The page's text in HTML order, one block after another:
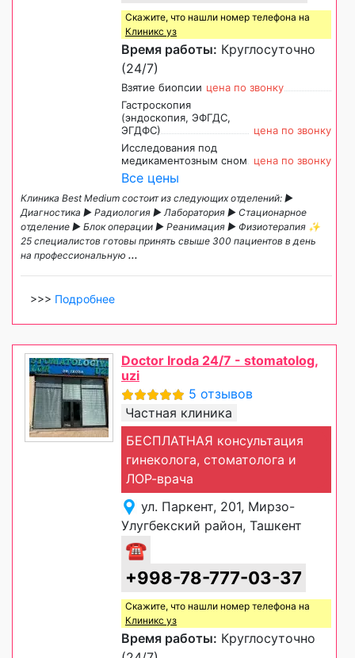
Скажите, что нашли номер телефона на
Клиникс уз
Время работы: Круглосуточно
(24/7)
Взятие биопсии цена по звонку
Гастроскопия
(эндоскопия, ЭФГДС,
ЭГДФС)
цена по звонку
Исследования под
медикаментозным сном
цена по звонку
Все цены
Клиника Best Medium состоит из следующих отделений: ►
Диагностика ► Радиология ► Лаборатория ► Стационарное
отделение ► Блок операции ► Реанимация ► Физиотерапия ✨
25 специалистов готовы принять свыше 300 пациентов в день
на профессиональную ...
>>> Подробнее
Doctor Iroda 24/7 - stomatolog,
uzi
5 отзывов
Частная клиника
БЕСПЛАТНАЯ консультация
гинеколога, стоматолога и
ЛОР-врача
ул. Паркент, 201, Мирзо-
Улугбекский район, Ташкент
☎
+998-78-777-03-37
Скажите, что нашли номер телефона на
Клиникс уз
Время работы: Круглосуточно